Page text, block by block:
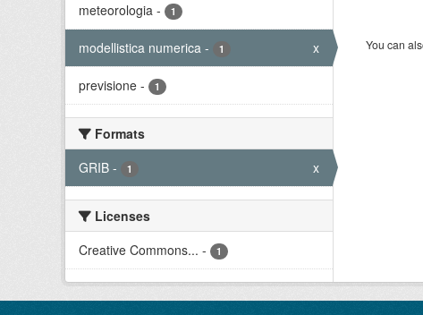
meteorologia - 1
modellistica numerica - 1 x
previsione - 1
Formats
GRIB - 1 x
Licenses
Creative Commons... - 1
You can